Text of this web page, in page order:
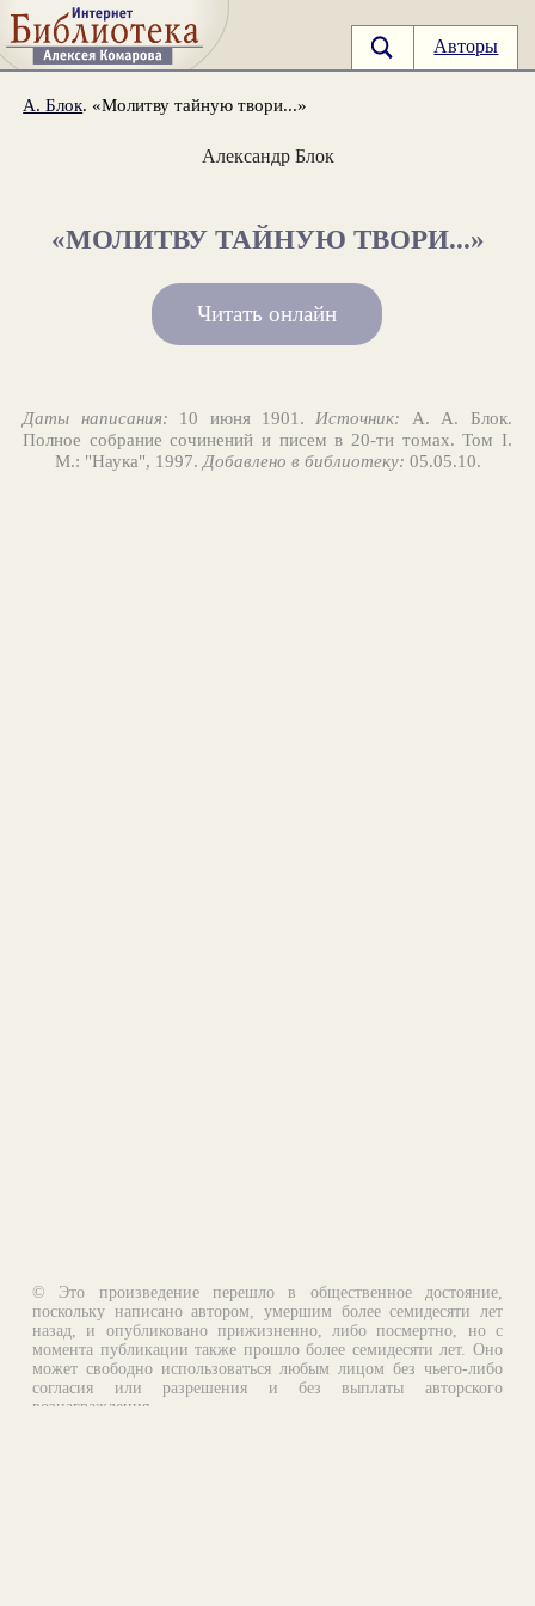
Авторы
А. Блок. «Молитву тайную твори...»
Александр Блок
«МОЛИТВУ ТАЙНУЮ ТВОРИ...»
Читать онлайн
Даты написания: 10 июня 1901.Источник: А. А. Блок.
Полное собрание сочинений и писем в 20-ти томах. Том I.
М.: "Наука", 1997.Добавлено в библиотеку: 05.05.10.
© Это произведение перешло в общественное достояние,
поскольку написано автором, умершим более семидесяти лет
назад, и опубликовано прижизненно, либо посмертно, но с
момента публикации также прошло более семидесяти лет. Оно
может свободно использоваться любым лицом без чьего-либо
согласия или разрешения и без выплаты авторского
вознаграждения.